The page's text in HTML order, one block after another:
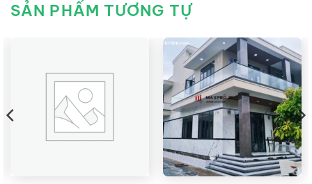
SẢN PHẨM TƯƠNG TỰ